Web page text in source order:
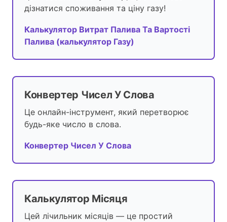
дізнатися споживання та ціну газу!
Калькулятор Витрат Палива Та Вартості
Палива (калькулятор Газу)
Конвертер Чисел У Слова
Це онлайн-інструмент, який перетворює
будь-яке число в слова.
Конвертер Чисел У Слова
Калькулятор Місяця
Цей лічильник місяців — це простий